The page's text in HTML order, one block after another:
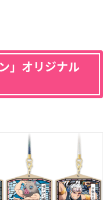
」オリジナル